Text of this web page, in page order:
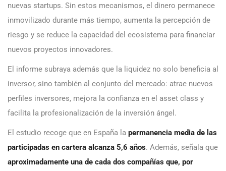
nuevas startups. Sin estos mecanismos, el dinero permanece
inmovilizado durante más tiempo, aumenta la percepción de
riesgo y se reduce la capacidad del ecosistema para financiar
nuevos proyectos innovadores.
El informe subraya además que la liquidez no solo beneficia al
inversor, sino también al conjunto del mercado: atrae nuevos
perfiles inversores, mejora la confianza en el asset class y
facilita la profesionalización de la inversión ángel.
El estudio recoge que en España la permanencia media de las
participadas en cartera alcanza 5,6 años. Además, señala que
aproximadamente una de cada dos compañías que, por